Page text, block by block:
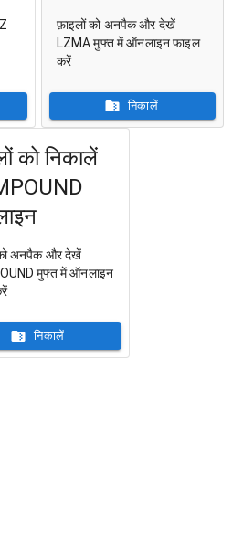
फ़ाइलों को अनपैक और देखें
LZMA मुफ्त में ऑनलाइन फाइल
करें
निकालें
को निकालें
अनपैक और देखें
मुफ्त में ऑनलाइन
निकालें